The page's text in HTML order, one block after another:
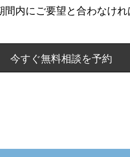
内にご要望と合わなけれ
今すぐ無料相談を予約